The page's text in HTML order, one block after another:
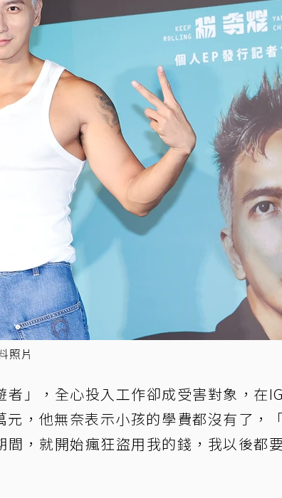
照片
者」，全心投入工作卻成受害對象，在
，他無奈表示小孩的學費都沒有了，
，就開始瘋狂盜用我的錢，我以後都